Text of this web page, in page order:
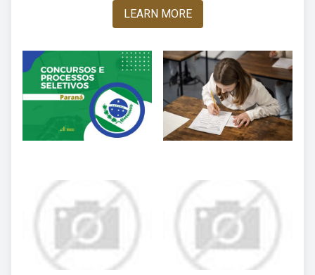
LEARN MORE